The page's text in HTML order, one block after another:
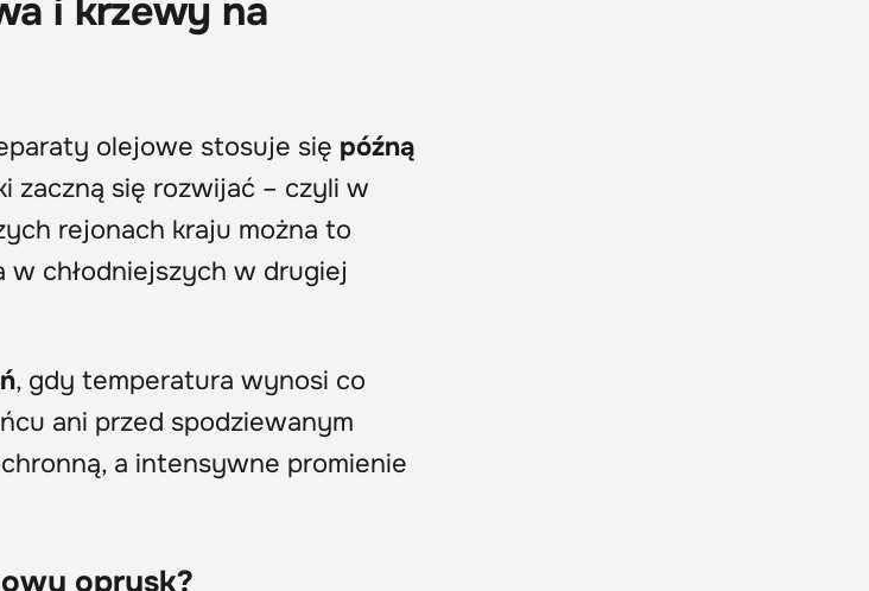
i krzewy na
olejowe stosuje się późną
zaczną się rozwijać – czyli w
rejonach kraju można to
w chłodniejszych w drugiej
, gdy temperatura wynosi co
ani przed spodziewanym
a intensywne promienie
oprysk?